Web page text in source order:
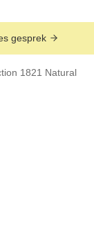
gesprek
1821 Natural